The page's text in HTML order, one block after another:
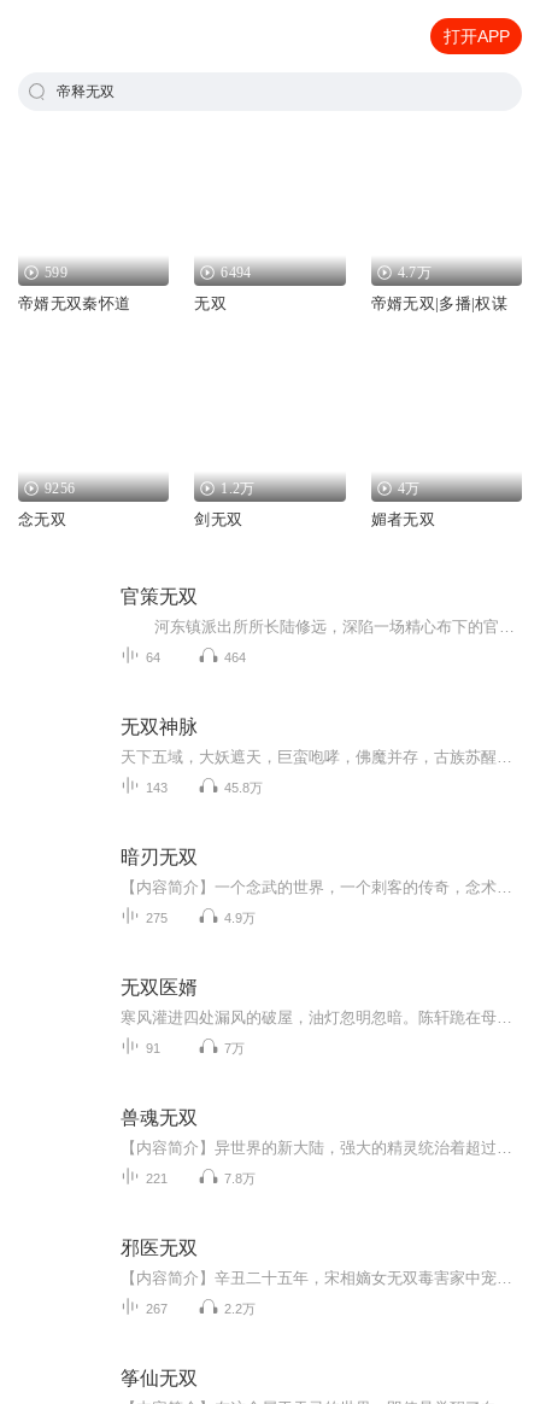
打开APP
帝释无双
599
帝婿无双秦怀道
6494
无双
4.7万
帝婿无双|多播|权谋
9256
念无双
1.2万
剑无双
4万
媚者无双
官策无双
64 464
无双神脉
143 45.8万
暗刃无双
275 4.9万
无双医婿
91 7万
兽魂无双
221 7.8万
邪医无双
267 2.2万
筝仙无双